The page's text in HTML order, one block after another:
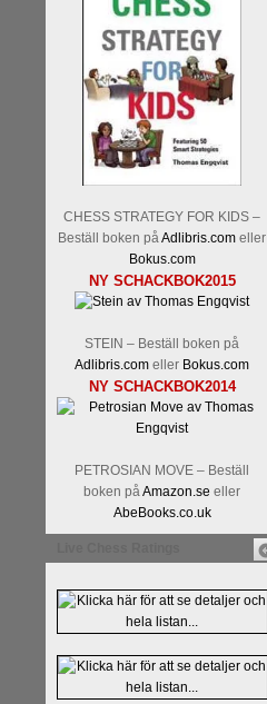
CHESS STRATEGY FOR KIDS –
Beställ boken påAdlibris.com eller
Bokus.com
NY SCHACKBOK2015
STEIN – Beställ boken på
Adlibris.com eller Bokus.com
NY SCHACKBOK2014
PETROSIAN MOVE – Beställ
boken påAmazon.se eller
AbeBooks.co.uk